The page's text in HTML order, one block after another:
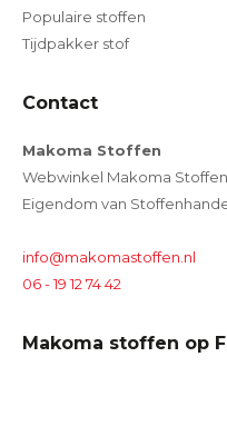
Populaire stoffen
Tijdpakker stof
Contact
Makoma Stoffen
Webwinkel Makoma Stoffen
Eigendom van
info@makomastoffen.nl
06 - 19 12 74 42
Makoma stoffen op